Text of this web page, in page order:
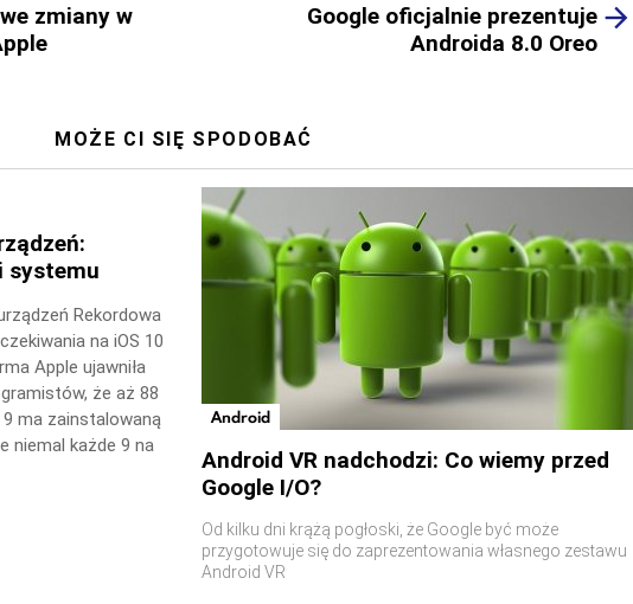
zmiany w
Google oficjalnie prezentuje
Androida 8.0 Oreo
MOŻE CI SIĘ SPODOBAĆ
systemu
Rekordowa
na iOS 10
Apple ujawniła
że aż 88
ma zainstalowaną
niemal każde 9 na
Android
Android VR nadchodzi: Co wiemy przed
Google I/O?
Od kilku dni krążą pogłoski, że Google być może
przygotowuje się do zaprezentowania własnego zestawu
Android VR